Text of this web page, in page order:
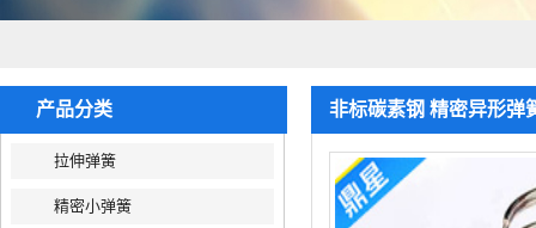
产品分类
拉伸弹簧
精密小弹簧
非标碳素钢 精密异形弹